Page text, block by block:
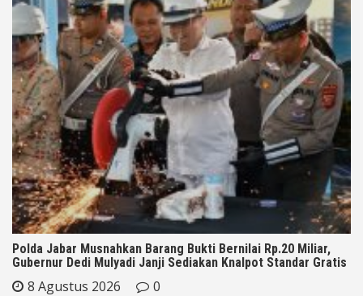
Polda Jabar Musnahkan Barang Bukti Bernilai Rp.20 Miliar,
Gubernur Dedi Mulyadi Janji Sediakan Knalpot Standar Gratis
8 Agustus 2026 0